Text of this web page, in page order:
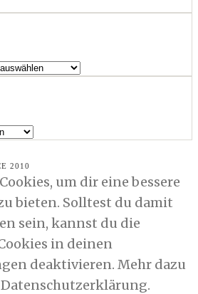
2010
um dir eine bessere
bieten. Solltest du damit
sein, kannst du die
in deinen
deaktivieren. Mehr dazu